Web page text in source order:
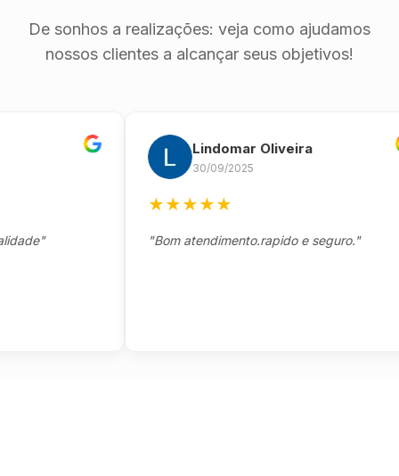
De sonhos a realizações: veja como ajudamos
nossos clientes a alcançar seus objetivos!
Lindomar Oliveira
30/09/2025
★★★★
"Bom atendimento.rapido e seguro."